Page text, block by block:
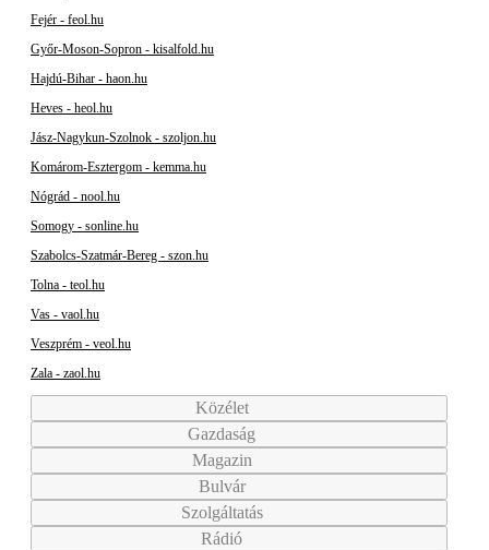
Fejér - feol.hu
Győr-Moson-Sopron - kisalfold.hu
Hajdú-Bihar - haon.hu
Heves - heol.hu
Jász-Nagykun-Szolnok - szoljon.hu
Komárom-Esztergom - kemma.hu
Nógrád - nool.hu
Somogy - sonline.hu
Szabolcs-Szatmár-Bereg - szon.hu
Tolna - teol.hu
Vas - vaol.hu
Veszprém - veol.hu
Zala - zaol.hu
Közélet
Gazdaság
Magazin
Bulvár
Szolgáltatás
Rádió